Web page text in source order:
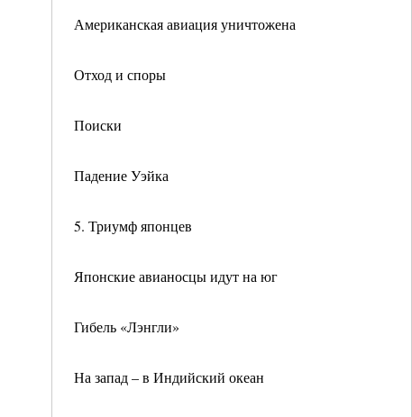
Американская авиация уничтожена
Отход и споры
Поиски
Падение Уэйка
5. Триумф японцев
Японские авианосцы идут на юг
Гибель «Лэнгли»
На запад – в Индийский океан